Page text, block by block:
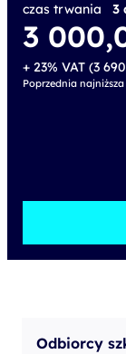
czas trwania
3
Pierwotna
cena
wynosiła:
3 300,00 PLN.
3
Aktualna
cena
wynosi:
3 000,00 PLN.
+ 23% VAT (3
Poprzednia najniższa
Odbiorcy